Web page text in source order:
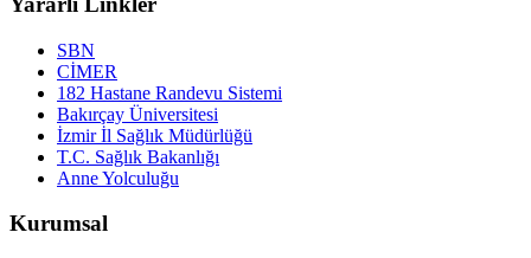
SBN
CİMER
182 Hastane Randevu Sistemi
Bakırçay Üniversitesi
İzmir İl Sağlık Müdürlüğü
T.C. Sağlık Bakanlığı
Anne Yolculuğu
Kurumsal